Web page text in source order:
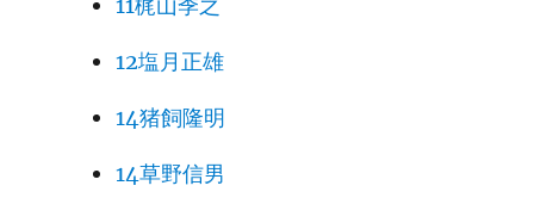
12塩月正雄
14猪飼隆明
14草野信男